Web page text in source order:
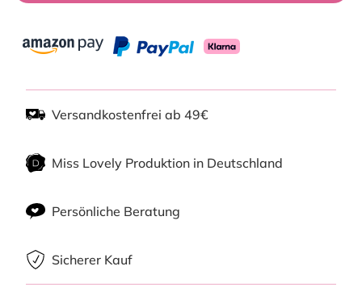
Versandkostenfrei ab 49€
Miss Lovely Produktion in Deutschland
Persönliche Beratung
Sicherer Kauf